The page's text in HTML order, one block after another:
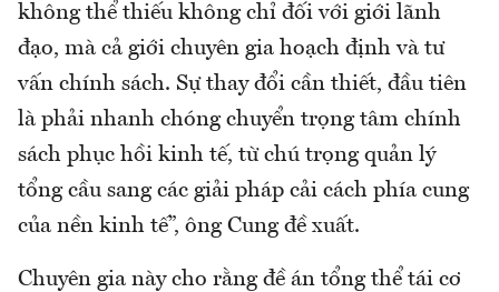
không thể thiếu không chỉ đối với giới lãnh
đạo, mà cả giới chuyên gia hoạch định và tư
vấn chính sách. Sự thay đổi cần thiết, đầu tiên
là phải nhanh chóng chuyển trọng tâm chính
sách phục hồi kinh tế, từ chú trọng quản lý
tổng cầu sang các giải pháp cải cách phía cung
của nền kinh tế”, ông Cung đề xuất.
Chuyên gia này cho rằng đề án tổng thể tái cơ